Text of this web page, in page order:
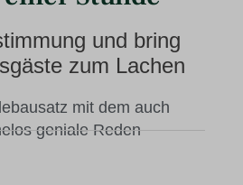
und bring
zum Lachen
mit dem auch
geniale Reden